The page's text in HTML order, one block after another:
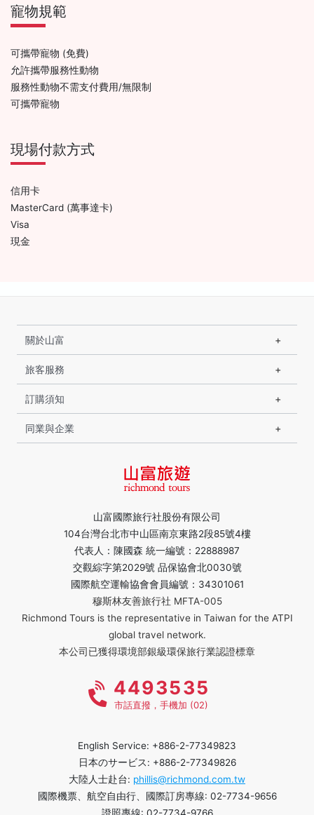
寵物規範
可攜帶寵物 (免費)
允許攜帶服務性動物
服務性動物不需支付費用/無限制
可攜帶寵物
現場付款方式
信用卡
MasterCard (萬事達卡)
Visa
現金
山富國際旅行社股份有限公司
104台灣台北市中山區南京東路2段85號4樓
代表人：陳國森 統一編號：22888987
交觀綜字第2029號 品保協會北0030號
國際航空運輸協會會員編號：34301061
穆斯林友善旅行社 MFTA-005
Richmond Tours is the representative in Taiwan for the ATPI
global travel network.
本公司已獲得環境部銀級環保旅行業認證標章
關於山富
旅客服務
訂購須知
同業與企業
4493535
市話直撥，手機加 (02)
English Service: +886-2-77349823
日本のサービス: +886-2-77349826
大陸人士赴台: phillis@richmond.com.tw
國際機票、航空自由行、國際訂房專線: 02-7734-9656